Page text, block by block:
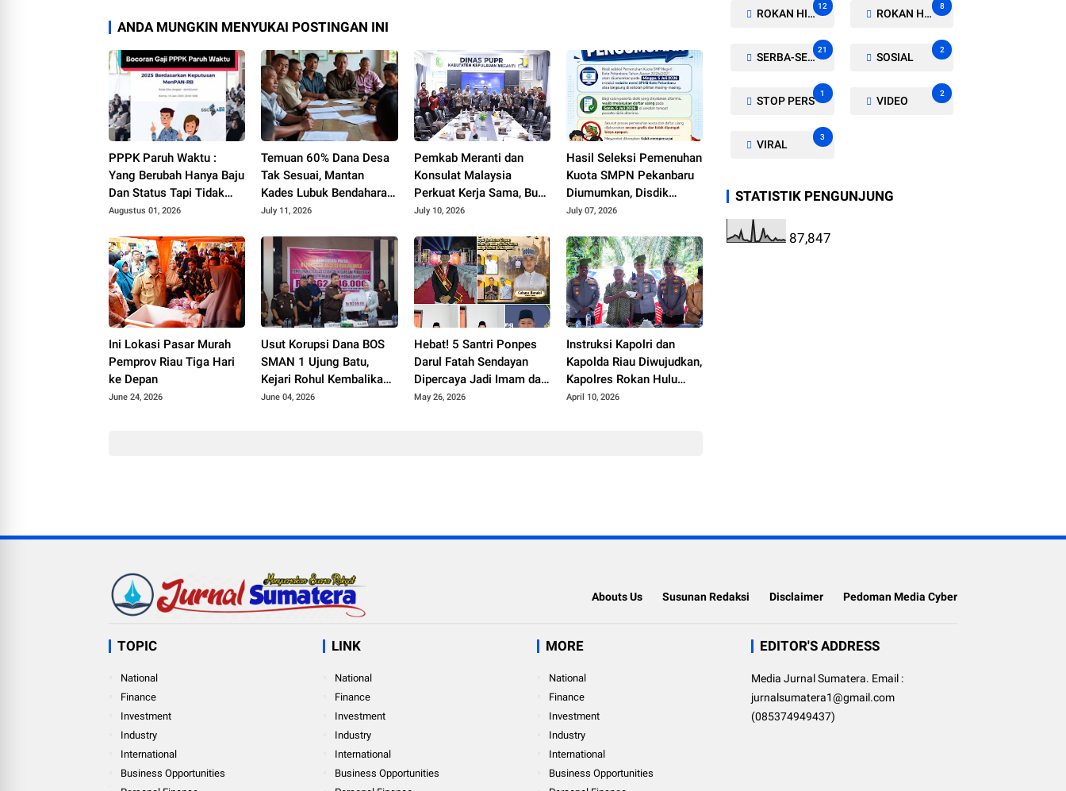
ANDA MUNGKIN MENYUKAI POSTINGAN INI
PPPK Paruh Waktu :
Yang Berubah Hanya Baju
Dan Status Tapi Tidak
Dengan Gaji Kami
Augustus 01, 2026
Temuan 60% Dana Desa
Tak Sesuai, Mantan
Kades Lubuk Bendahara
YF Beri Tanggapan
July 11, 2026
Pemkab Meranti dan
Konsulat Malaysia
Perkuat Kerja Sama, Buka
Peluang Kerja, Beasiswa,
Lokal
July 10, 2026
Hasil Seleksi Pemenuhan
Kuota SMPN Pekanbaru
Diumumkan, Disdik
Imbau Orang Tua
Ulang
July 07, 2026
Ini Lokasi Pasar Murah
Pemprov Riau Tiga Hari
ke Depan
June 24, 2026
Usut Korupsi Dana BOS
SMAN 1 Ujung Batu,
Kejari Rohul Kembalikan
Rp962 Juta dan Sita Aset
June 04, 2026
Hebat! 5 Santri Ponpes
Darul Fatah Sendayan
Dipercaya Jadi Imam dan
Khatib Salat Idul Adha
May 26, 2026
Instruksi Kapolri dan
Kapolda Riau Diwujudkan,
Kapolres Rokan Hulu
Tancap Gas Bangun
April 10, 2026
ROKAN HILIR
12
ROKAN HULU
8
SERBA-SERBI
21
SOSIAL
2
STOP PERS
1
VIDEO
2
VIRAL
3
STATISTIK PENGUNJUNG
87,847
Abouts Us Susunan Redaksi Disclaimer Pedoman Media Cyber
TOPIC
National
Finance
Investment
Industry
International
Business Opportunities
LINK
National
Finance
Investment
Industry
International
Business Opportunities
MORE
National
Finance
Investment
Industry
International
Business Opportunities
EDITOR'S ADDRESS
Media Jurnal Sumatera. Email :
jurnalsumatera1@gmail.com
(085374949437)